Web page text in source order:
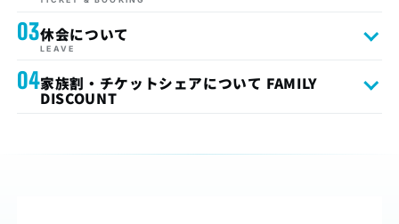
03休会について
LEAVE
04家族割・チケットシェアについて FAMILY
DISCOUNT